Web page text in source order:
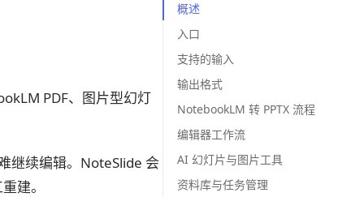
PDF、图片型幻灯
继续编辑。NoteSlide 会
建。
概述
入口
支持的输入
输出格式
NotebookLM 转 PPTX 流程
编辑器工作流
AI 幻灯片与图片工具
资料库与任务管理